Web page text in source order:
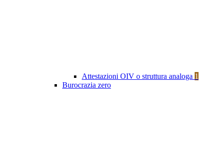
Attestazioni OIV o struttura analoga 1
Burocrazia zero